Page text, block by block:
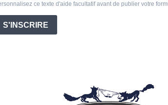
ce texte d'aide facultatif avant de publier votre
S'INSCRIRE